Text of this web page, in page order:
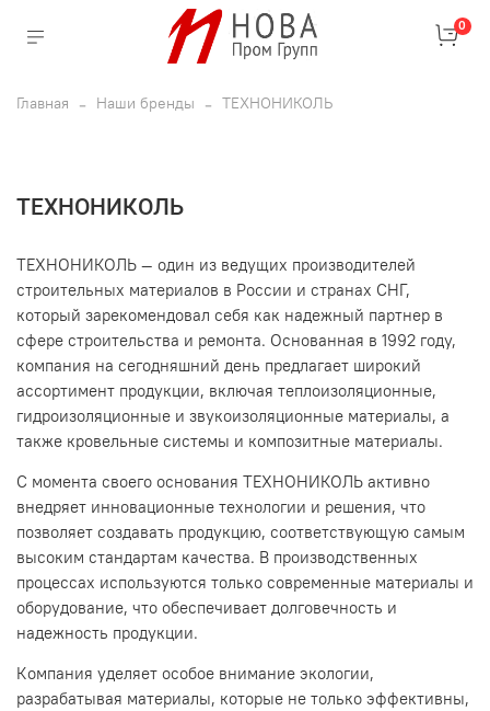
0
Главная Наши бренды ТЕХНОНИКОЛЬ
ТЕХНОНИКОЛЬ
ТЕХНОНИКОЛЬ — один из ведущих производителей
строительных материалов в России и странах СНГ,
который зарекомендовал себя как надежный партнер в
сфере строительства и ремонта. Основанная в 1992 году,
компания на сегодняшний день предлагает широкий
ассортимент продукции, включая теплоизоляционные,
гидроизоляционные и звукоизоляционные материалы, а
также кровельные системы и композитные материалы.
С момента своего основания ТЕХНОНИКОЛЬ активно
внедряет инновационные технологии и решения, что
позволяет создавать продукцию, соответствующую самым
высоким стандартам качества. В производственных
процессах используются только современные материалы и
оборудование, что обеспечивает долговечность и
надежность продукции.
Компания уделяет особое внимание экологии,
разрабатывая материалы, которые не только эффективны,